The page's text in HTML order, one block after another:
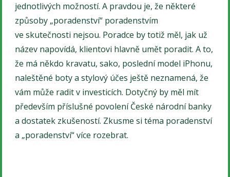
jednotlivých možností. A pravdou je, že některé
způsoby „poradenství“ poradenstvím
ve skutečnosti nejsou. Poradce by totiž měl, jak už
název napovídá, klientovi hlavně umět poradit. A to,
že má někdo kravatu, sako, poslední model iPhonu,
naleštěné boty a stylový účes ještě neznamená, že
vám může radit v investicích. Dotyčný by měl mít
především příslušné povolení České národní banky
a dostatek zkušeností. Zkusme si téma poradenství
a „poradenství“ více rozebrat.